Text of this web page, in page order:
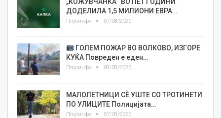
ДОДЕЛИЛА 1,5 МИЛИОНИ ЕВРА…
Плусинфо 07/08/2026
ГОЛЕМ ПОЖАР ВО ВОЛКОВО, ИЗГОРЕ
КУЌА Повреден е еден…
Плусинфо 08/08/2026
МАЛОЛЕТНИЦИ СÈ УШТЕ СО ТРОТИНЕТИ
ПО УЛИЦИТЕ Полицијата…
Плусинфо 07/08/2026